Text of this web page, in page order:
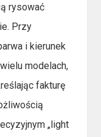
rysować
Przy
i kierunek
modelach,
fakturę
„light